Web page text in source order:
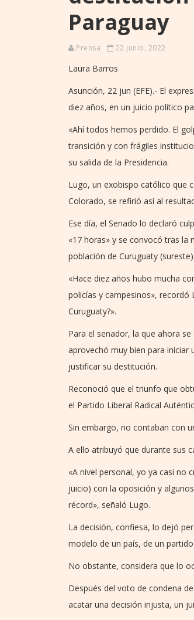
Paraguay
Prensa 22 junio, 2022
Laura Barros
Asunción, 22 jun (EFE).- El
diez años, en un juicio político
«Ahí todos hemos perdido. El
transición y con frágiles
su salida de la Presidencia.
Lugo, un exobispo católico que
Colorado, se refirió así al
Ese día, el Senado lo declaró
«17 horas» y se convocó tras la
población de Curuguaty (sureste).
«Hace diez años hubo mucha
policías y campesinos», recordó
Curuguaty?».
Para el senador, la que ahora
aprovechó muy bien para
justificar su destitución.
Reconoció que el triunfo que
el Partido Liberal Radical
Sin embargo, no contaban con
A ello atribuyó que durante sus
«A nivel personal, yo ya casi no
juicio) con la oposición y
récord», señaló Lugo.
La decisión, confiesa, lo dejó
modelo de un país, de un
No obstante, considera que lo
Después del voto de condena
acatar una decisión injusta, un